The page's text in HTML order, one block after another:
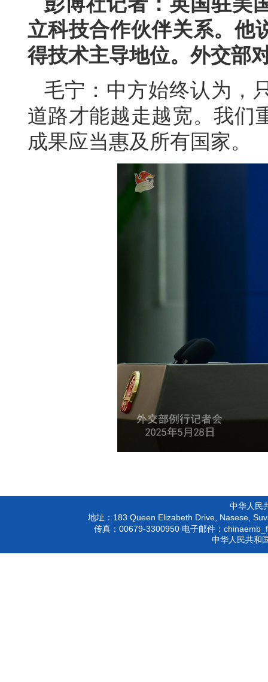
立科技合作伙伴关系。他
得技术主导地位。外交部
毛宁：中方始终认为，
道路才能越走越宽。我们
成果应当惠及所有国家。
中华人民
地址： 183 Queen Elizabeth Drive, Nasese,
传真： 00679-3300950电子邮件：
中华人民共和